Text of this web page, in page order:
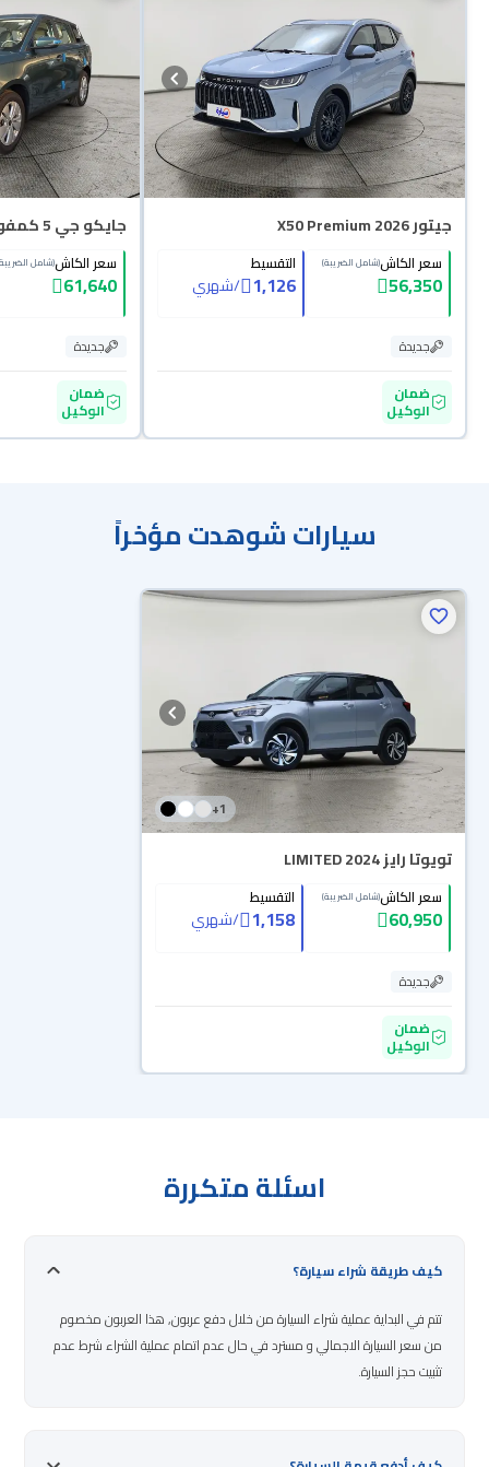
جيتور X50 Premium 2026
سعر الكاش(شامل الضريبة)
56,350
التقسيط
1,126
/شهري
جديدة
ضمان
الوكيل
جايكو جي 5 كمفورت 2027
سعر الكاش(شامل
61,640
جديدة
ضمان
الوكيل
سيارات شوهدت مؤخراً
1
+
تويوتا رايز LIMITED 2024
سعر الكاش(شامل الضريبة)
60,950
التقسيط
1,158
/شهري
جديدة
ضمان
الوكيل
اسئلة متكررة
كيف طريقة شراء سيارة؟
تتم في البداية عملية شراء السيارة من خلال دفع عربون, هذا العربون مخصوم
من سعر السيارة الاجمالي و مسترد في حال عدم اتمام عملية الشراء شرط عدم
تثبيت حجز السيارة.